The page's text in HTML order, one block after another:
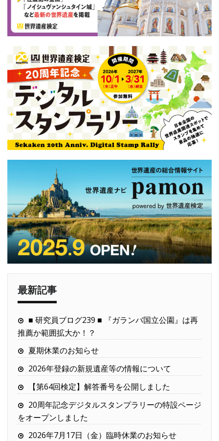
最新記事
■ 研究員ブログ239 ■ 『ガランバ国立公園』は再
推薦か範囲拡大か！？
夏期休業のお知らせ
2026年登録の新規遺産等の情報について
【第64回検定】解答番号を公開しました
20周年記念デジタルスタンプラリーの特設ページ
をオープンしました
2026年7月17日（金）臨時休業のお知らせ